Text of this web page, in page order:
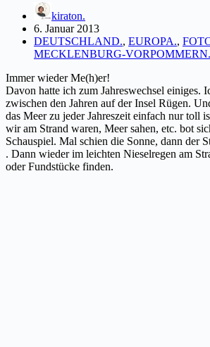
kiraton.
6. Januar 2013
DEUTSCHLAND., EUROPA.,
MECKLENBURG-VORPOMMERN.
Immer wieder Me(h)er!
Davon hatte ich zum Jahreswechsel einiges.
zwischen den Jahren auf der Insel Rügen.
das Meer zu jeder Jahreszeit einfach nur toll
wir am Strand waren, Meer sahen, etc. bot
Schauspiel. Mal schien die Sonne, dann der
. Dann wieder im leichten Nieselregen am
oder Fundstücke finden.